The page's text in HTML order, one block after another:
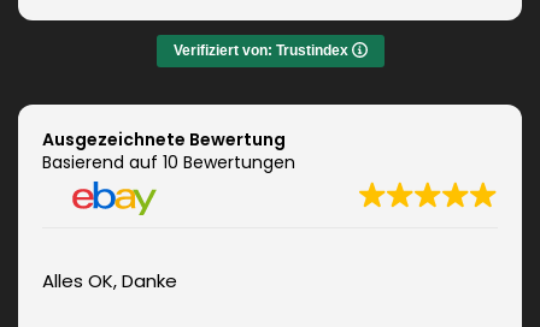
Das Ergebnis war jeden Euro wert. Vielen Dank!
Verifiziert von: Trustindex
Ausgezeichnete Bewertung
Basierend auf 10 Bewertungen
Alles OK, Danke